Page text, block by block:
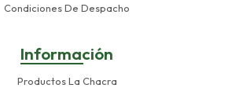
Condiciones De Despacho
Información
Productos La Chacra